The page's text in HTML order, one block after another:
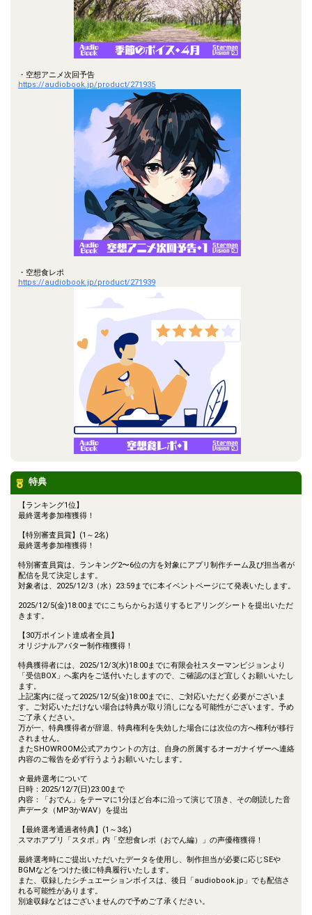
・空想アニメ次回予告
https://audiobook.jp/product/271935
・空想食レポ
https://audiobook.jp/product/271939
特典
【ランキング1位】
最終選考参加権獲得！
【特別審査員賞】(1～2名)
最終選考参加権獲得！
特別審査員賞は、ランキング2〜6位の方を対象にアプリ制作チーム及び担当者が
配信を見て決定します。
対象者は、2025/12/3（水）23:59までに本イベントページにて発表いたします。
2025/12/5(金)18:00までにこちらからお送りするヒアリングシートを提出いただ
きます。
【30万ポイント達成者全員】
オリジナルアバター制作権獲得！
特典獲得者には、2025/12/3(水)18:00までに有限会社スターマンビジョンより
「受信BOX」へ案内をご送付いたしますので、ご確認のほど宜しくお願いいたし
ます。
上記案内に従って2025/12/5(金)18:00までに、ご対応いただく必要がございま
す。ご対応いただけない場合は特典が取り消しになる可能性がございます。予め
ご了承ください。
万が一、特典獲得者が辞退、特典権利を失効した場合には次位の方へ権利が移行
されません。
またSHOWROOM公式アカウントの方は、自身の所属するオーガナイザーへ連絡
内容のご報告を必ず行うようお願いいたします。
☆最終選考について
日時：2025/12/7(日)23:00まで
内容：「おでん」をテーマに1分ほど台本に沿って演じて頂き、その朗読した音
声データ（MP3かWAV）を提出
【最終選考通過者特典】(1～3名)
スマホアプリ「スタポ」内「空想食レポ（おでん編）」の声優権獲得！
最終選考時にご提出いただいたデータを使用し、制作担当が必要に応じSEや
BGMなどをつけた後に特典履行いたします。
また、収録したシチュエーションボイスは、後日「audiobook.jp」でも配信さ
れる可能性があります。
別途収録などはございませんので予めご了承ください。